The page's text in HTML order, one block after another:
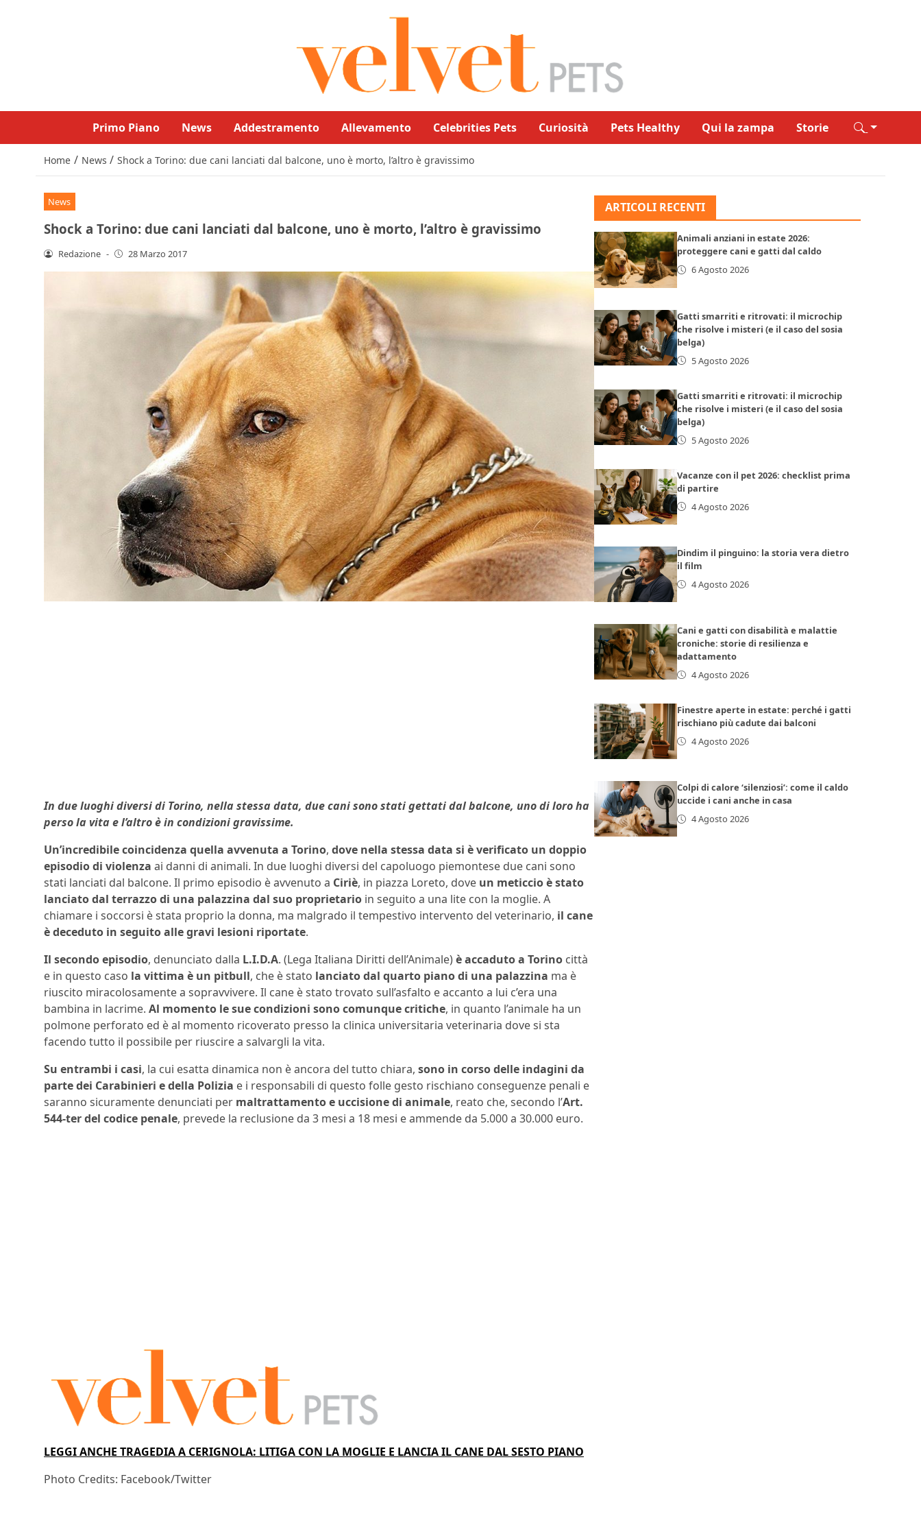
Primo Piano News Addestramento Allevamento Celebrities Pets Curiosità Pets Healthy Qui la zampa Storie
Home / News / Shock a Torino: due cani lanciati dal balcone, uno è morto, l’altro è gravissimo
News
Shock a Torino: due cani lanciati dal balcone, uno è morto, l’altro è gravissimo
Redazione - 28 Marzo 2017
In due luoghi diversi di Torino, nella stessa data, due cani sono stati gettati dal balcone, uno di loro ha
perso la vita e l’altro è in condizioni gravissime.
Un’incredibile coincidenza quella avvenuta a Torino, dove nella stessa data si è verificato un doppio
episodio di violenza ai danni di animali. In due luoghi diversi del capoluogo piemontese due cani sono
stati lanciati dal balcone. Il primo episodio è avvenuto a Ciriè, in piazza Loreto, dove un meticcio è stato
lanciato dal terrazzo di una palazzina dal suo proprietario in seguito a una lite con la moglie. A
chiamare i soccorsi è stata proprio la donna, ma malgrado il tempestivo intervento del veterinario, il cane
è deceduto in seguito alle gravi lesioni riportate.
Il secondo episodio, denunciato dalla L.I.D.A. (Lega Italiana Diritti dell’Animale)è accaduto a Torino città
e in questo caso la vittima è un pitbull, che è stato lanciato dal quarto piano di una palazzina ma è
riuscito miracolosamente a sopravvivere. Il cane è stato trovato sull’asfalto e accanto a lui c’era una
bambina in lacrime. Al momento le sue condizioni sono comunque critiche, in quanto l’animale ha un
polmone perforato ed è al momento ricoverato presso la clinica universitaria veterinaria dove si sta
facendo tutto il possibile per riuscire a salvargli la vita.
Su entrambi i casi, la cui esatta dinamica non è ancora del tutto chiara, sono in corso delle indagini da
parte dei Carabinieri e della Polizia e i responsabili di questo folle gesto rischiano conseguenze penali e
saranno sicuramente denunciati per maltrattamento e uccisione di animale, reato che, secondo l’Art.
544-ter del codice penale, prevede la reclusione da 3 mesi a 18 mesi e ammende da 5.000 a 30.000 euro.
LEGGI ANCHE TRAGEDIA A CERIGNOLA: LITIGA CON LA MOGLIE E LANCIA IL CANE DAL SESTO PIANO
Photo Credits: Facebook/Twitter
ARTICOLI RECENTI
Animali anziani in estate 2026:
proteggere cani e gatti dal caldo
6 Agosto 2026
Gatti smarriti e ritrovati: il microchip
che risolve i misteri (e il caso del sosia
belga)
5 Agosto 2026
Gatti smarriti e ritrovati: il microchip
che risolve i misteri (e il caso del sosia
belga)
5 Agosto 2026
Vacanze con il pet 2026: checklist prima
di partire
4 Agosto 2026
Dindim il pinguino: la storia vera dietro
il film
4 Agosto 2026
Cani e gatti con disabilità e malattie
croniche: storie di resilienza e
adattamento
4 Agosto 2026
Finestre aperte in estate: perché i gatti
rischiano più cadute dai balconi
4 Agosto 2026
Colpi di calore ‘silenziosi’: come il caldo
uccide i cani anche in casa
4 Agosto 2026